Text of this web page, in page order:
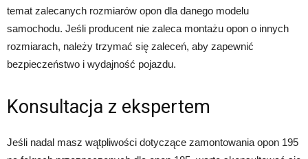
temat zalecanych rozmiarów opon dla danego modelu
samochodu. Jeśli producent nie zaleca montażu opon o innych
rozmiarach, należy trzymać się zaleceń, aby zapewnić
bezpieczeństwo i wydajność pojazdu.
Konsultacja z ekspertem
Jeśli nadal masz wątpliwości dotyczące zamontowania opon 195